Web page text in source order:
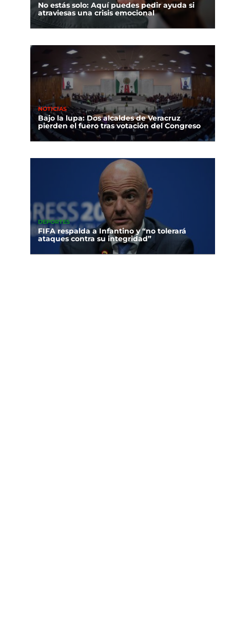
No estás solo: Aquí puedes pedir ayuda si
atraviesas una crisis emocional
NOTICIAS
Bajo la lupa: Dos alcaldes de Veracruz
pierden el fuero tras votación del Congreso
DEPORTES
FIFA respalda a Infantino y “no tolerará
ataques contra su integridad”